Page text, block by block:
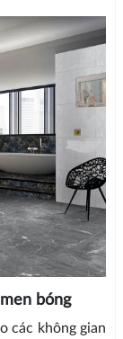
bóng
các không gian